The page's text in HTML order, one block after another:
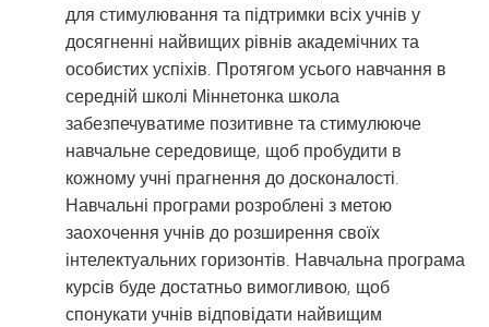
для стимулювання та підтримки всіх учнів у
досягненні найвищих рівнів академічних та
особистих успіхів. Протягом усього навчання в
середній школі Міннетонка школа
забезпечуватиме позитивне та стимулююче
навчальне середовище, щоб пробудити в
кожному учні прагнення до досконалості.
Навчальні програми розроблені з метою
заохочення учнів до розширення своїх
інтелектуальних горизонтів. Навчальна програма
курсів буде достатньо вимогливою, щоб
спонукати учнів відповідати найвищим